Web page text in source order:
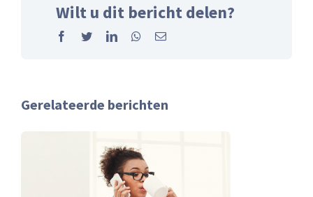
Wilt u dit bericht delen?
Facebook
TwitterLinkedInWhatsapp
Email
Gerelateerde berichten